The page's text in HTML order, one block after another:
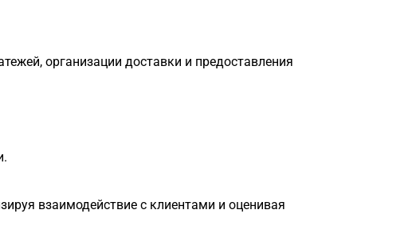
организации доставки и предоставления
взаимодействие с клиентами и оценивая